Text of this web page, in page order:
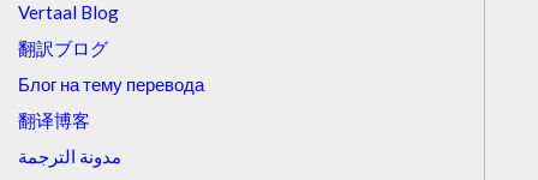
Vertaal Blog
翻訳ブログ
Блог на тему перевода
翻译博客
مدونة الترجمة